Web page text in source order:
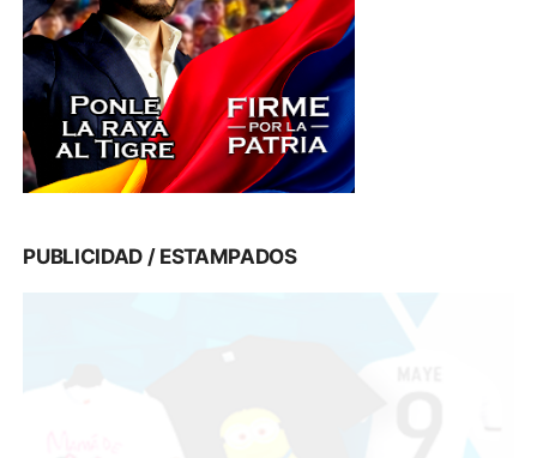
PUBLICIDAD / ESTAMPADOS